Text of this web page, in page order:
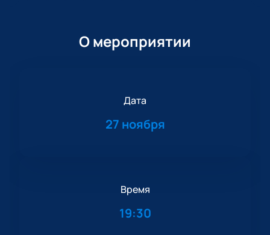
О мероприятии
Дата
27 ноября
Время
19:30